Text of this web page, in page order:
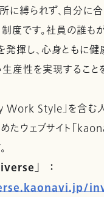
に縛られず、自分に
度です。社員の誰も
発揮し、心身ともに健
産性を実現すること
Work Style」を含む
たウェブサイト「
」 ：